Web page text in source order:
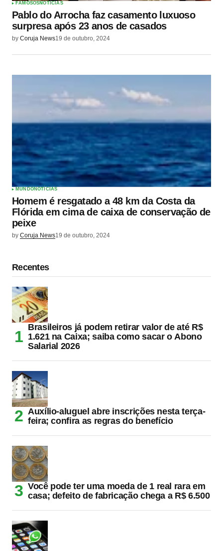
FAMOSOSNOTÍCIAS
Pablo do Arrocha faz casamento luxuoso
surpresa após 23 anos de casados
by Coruja News19 de outubro, 2024
MUNDONOTÍCIAS
Homem é resgatado a 48 km da Costa da
Flórida em cima de caixa de conservação de
peixe
by Coruja News19 de outubro, 2024
Recentes
Brasileiros já podem retirar valor de até R$
1.621 na Caixa; saiba como sacar o Abono
Salarial 2026
Auxílio-aluguel abre inscrições nesta terça-
feira; confira as regras do benefício
Você pode ter uma moeda de 1 real rara em
casa; defeito de fabricação chega a R$ 6.500